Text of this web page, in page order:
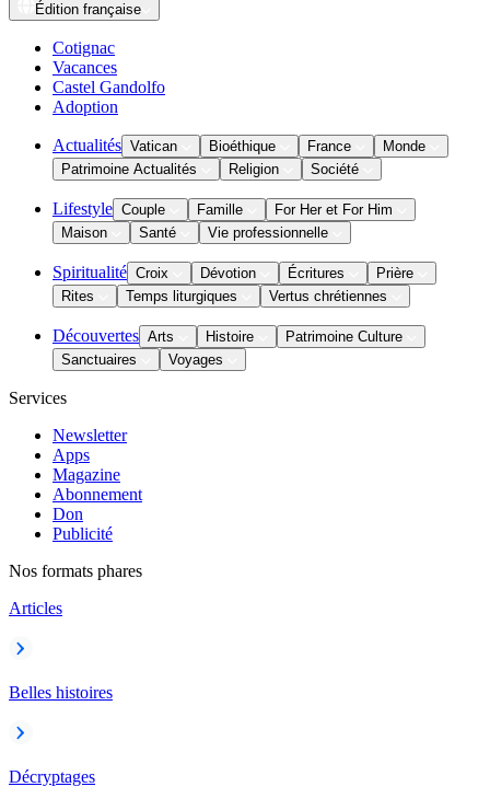
Édition française
Cotignac
Vacances
Castel Gandolfo
Adoption
Actualités Vatican Bioéthique France
Monde
Patrimoine Actualités
Religion Société
Lifestyle Couple Famille
For Her et For Him
Maison
Santé Vie professionnelle
Spiritualité Croix Dévotion Écritures
Prière
Rites
Temps liturgiques Vertus chrétiennes
Découvertes Arts Histoire
Patrimoine Culture
Sanctuaires
Voyages
Services
Newsletter
Apps
Magazine
Abonnement
Don
Publicité
Nos formats phares
Articles
Belles histoires
Décryptages